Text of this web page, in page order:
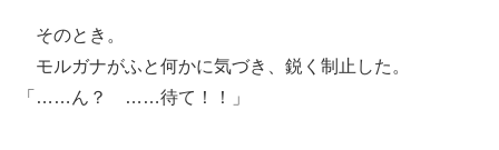
そのとき。
モルガナがふと何かに気づき、鋭く制止した。
「……ん？ ……待て！！」